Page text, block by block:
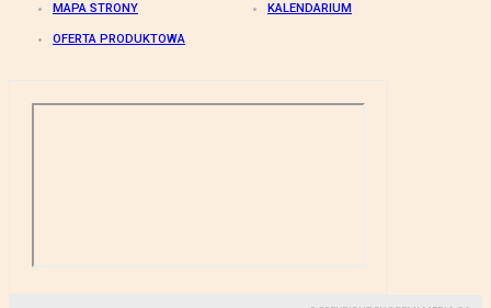
MAPA STRONY KALENDARIUM
OFERTA PRODUKTOWA